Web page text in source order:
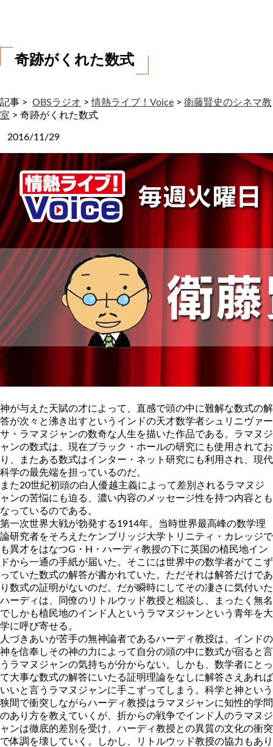
奇跡がくれた数式
記事 > OBSラジオ >情熱ライブ！Voice > 衛藤賢史のシネマ教
室 > 奇跡がくれた数式
2016/11/29
神が与えた天賦の才によって、直感で頭の中に難解な数式の解
答が次々と沸き出すというインドの天才数学者シュリニヴァー
サ・ラマヌジャンの数奇な人生を描いた作品である。ラマヌジ
ャンの数式は、現在ブラック・ホールの研究にも使用されてお
り、またある数式はインター・ネット研究にも利用され、現代
科学の最先端を担っているのだ。
また20世紀初頭の白人優越主義によって差別されるラマヌジ
ャンの苦悩にも迫る、濃い内容のメッセージ性を持つ内容とも
なっているのである。
第一次世界大戦が勃発する1914年。当時世界最高峰の数学理
論研究者をそろえたケンブリッジ大学トリニティ・カレッジで
も異才をはなつG・H・ハーディ教授の下に英国の植民地イン
ドから一通の手紙が届いた。そこには世界中の数学者がてこず
っていた数式の解答が書かれていた。ただそれは解答だけであ
り数式の証明がないのだ。だが瞬時にしてその凄さに気付いた
ハーディは、同僚のリトルウッド教授と相談し、まったく無名
でしかも植民地のインド人というラマヌジャンという青年を大
学に呼び寄せる。
人づきあいが苦手の無神論者であるハーディ教授は、インドの
神を信奉しその神の力によって自分の頭の中に数式が宿ると言
うラマヌジャンの気持ちが分からない。しかも、数学者にとっ
て大事な数式の解答にいたる証明理論をなしに解答さえあれば
いいと言うラマヌジャンに手こずってしまう。科学と神という
狭間で衝突しながらハーディ教授はラマヌジャンに知性的学問
のあり方を教えていくが、折からの戦争でインド人のラマヌジ
ャンは徹底的差別を受け、ハーディ教授との異質の文化の衝突
で体調を壊していく。しかし、リトルウッド教授の協力もあり